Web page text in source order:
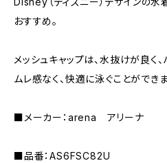
おすすめ。
メッシュキャップは、水抜けが良く
ムレ感なく、快適に泳ぐことができま
■メーカー：arena アリーナ
■品番：AS6FSC82U